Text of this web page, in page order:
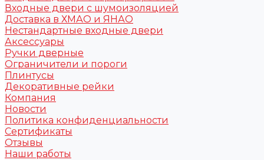
Входные двери с шумоизоляцией
Доставка в ХМАО и ЯНАО
Нестандартные входные двери
Аксессуары
Ручки дверные
Ограничители и пороги
Плинтусы
Декоративные рейки
Компания
Новости
Политика конфиденциальности
Сертификаты
Отзывы
Наши работы